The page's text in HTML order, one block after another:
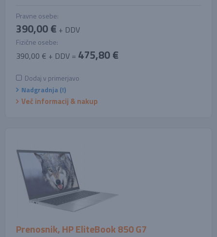
Pravne osebe:
390,00 € + DDV
Fizične osebe:
390,00 € + DDV = 475,80 €
Dodaj v primerjavo
Nadgradnja (!)
Več informacij & nakup
Prenosnik, HP EliteBook 850 G7